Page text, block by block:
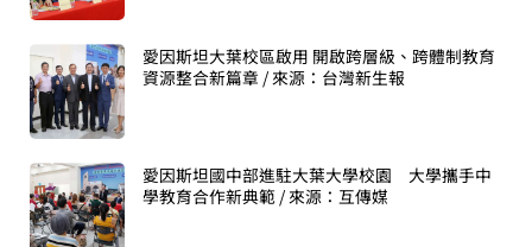
愛因斯坦大葉校區啟用 開啟跨層級、跨體制教育
資源整合新篇章 / 來源：台灣新生報
愛因斯坦國中部進駐大葉大學校園 大學攜手中
學教育合作新典範 / 來源：互傳媒